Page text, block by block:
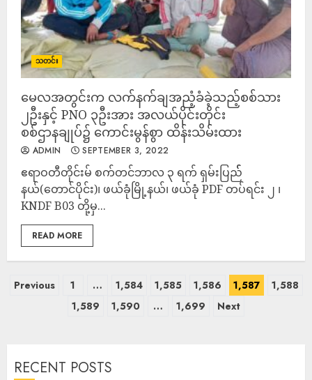
သတင်း
မေလအတွင်းက လက်နက်ချအညံ့ခံခဲ့သည့်စစ်သား
၂ဦးနှင့် PNO ၃ဦးအား အလယ်ပိုင်းတိုင်း
စစ်ဌာနချုပ်၌ ကောင်းမွန်စွာ ထိန်းသိမ်းထား
ADMIN SEPTEMBER 3, 2022
ဧရာဝတီတိုင်းမ် စက်တင်ဘာလ ၃ ရက် ရှမ်းပြည််
နယ်(တောင်ပိုင်း)၊ ဖယ်ခုံမြို့နယ်၊ ဖယ်ခုံ PDF တပ်ရင်း ၂ ၊
KNDF B03 တို့မှ...
READ MORE
Previous 1 … 1,584 1,585 1,586 1,587
1,588
1,589
1,590 … 1,699 Next
RECENT POSTS